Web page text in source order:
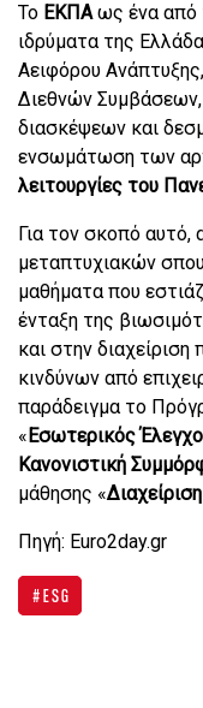
Το ΕΚΠΑως ένα από
ιδρύματα της
Αειφόρου
Διεθνών
διασκέψεων και
ενσωμάτωση των
λειτουργίες του
Για τον σκοπό
μεταπτυχιακών
μαθήματα που
ένταξη της
και στην
κινδύνων από
παράδειγμα το
« Εσωτερικός
Κανονιστική
μάθησης «
Πηγή: Euro2day.gr
ESG